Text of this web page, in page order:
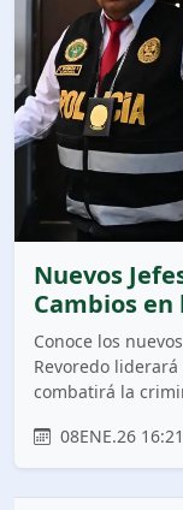
Nuevos
Cambios en
Conoce los
Revoredo
combatirá la
08ENE.26 16:21